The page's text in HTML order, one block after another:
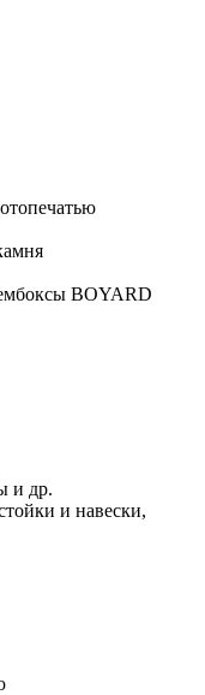
BOYARD
и др.
и навески,